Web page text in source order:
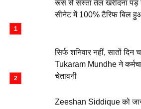
रूस से सस्ता तेल खरीदना पड़
सीनेट में 100% टैरिफ बिल
सिर्फ शनिवार नहीं, सातों
Tukaram Mundhe ने
चेतावनी
Zeeshan Siddique को